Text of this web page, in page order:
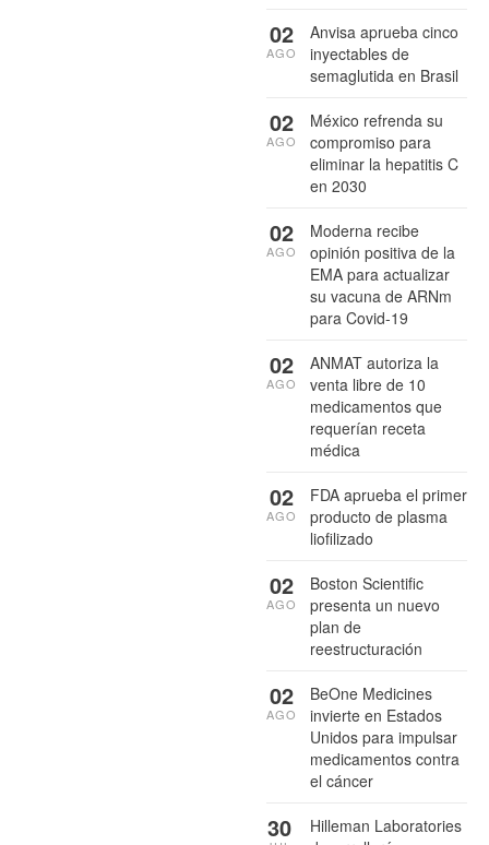
Anvisa aprueba cinco
inyectables de
semaglutida en Brasil
02
AGO
México refrenda su
compromiso para
eliminar la hepatitis C
en 2030
02
AGO
Moderna recibe
opinión positiva de la
EMA para actualizar
su vacuna de ARNm
para Covid-19
02
AGO
ANMAT autoriza la
venta libre de 10
medicamentos que
requerían receta
médica
02
AGO
FDA aprueba el primer
producto de plasma
liofilizado
02
AGO
Boston Scientific
presenta un nuevo
plan de
reestructuración
02
AGO
BeOne Medicines
invierte en Estados
Unidos para impulsar
medicamentos contra
el cáncer
02
AGO
Hilleman Laboratories
30